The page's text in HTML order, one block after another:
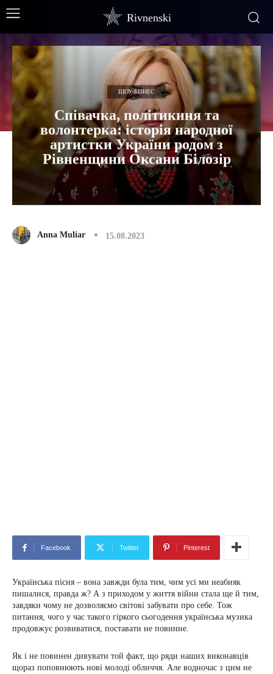
Rivnenski
ШОУ-БІЗНЕС
Співачка, політикиня та
волонтерка: історія народної
артистки України родом з
Рівненщини Оксани Білозір
Anna Muliar 15.08.2023
Facebook Twitter Pinterest
Українська пісня – вона завжди була тим, чим усі ми неабияк
пишалися, правда ж? А з приходом у життя війни стала ще й тим,
завдяки чому не дозволяємо світові забувати про себе. Тож
питання, чого у час такого гіркого сьогодення українська музика
продовжує розвиватися, поставати не повинне.
Як і не повинен дивувати той факт, що ряди наших виконавців
щораз поповнюють нові молоді обличчя. Але водночас з цим не